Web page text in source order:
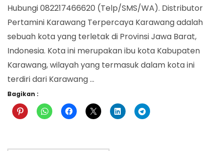
Hubungi 082217466620 (Telp/SMS/WA). Distributor
Pertamini Karawang Terpercaya Karawang adalah
sebuah kota yang terletak di Provinsi Jawa Barat,
Indonesia. Kota ini merupakan ibu kota Kabupaten
Karawang, wilayah yang termasuk dalam kota ini
terdiri dari Karawang …
Bagikan :